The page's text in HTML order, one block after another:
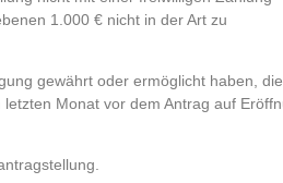
1.000 € nicht in der Art zu
gewährt oder ermöglicht haben,
Monat vor dem Antrag auf